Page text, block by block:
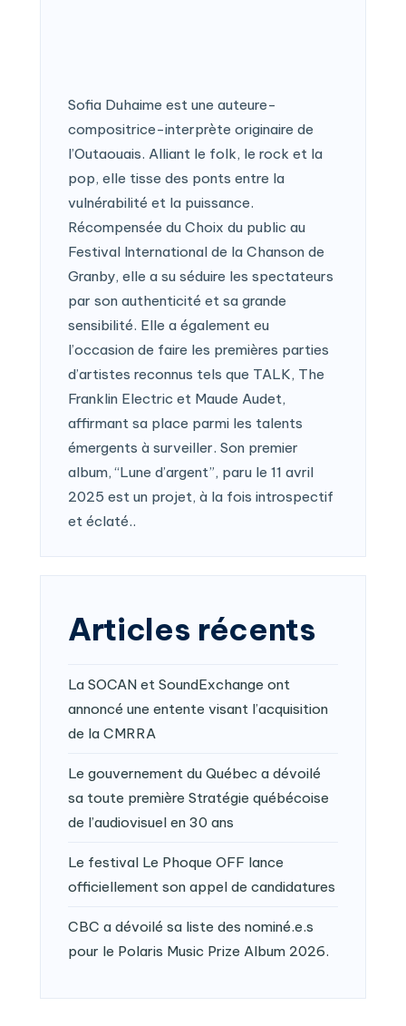
Sofia Duhaime est une auteure-
compositrice-interprète originaire de
l’Outaouais. Alliant le folk, le rock et la
pop, elle tisse des ponts entre la
vulnérabilité et la puissance.
Récompensée du Choix du public au
Festival International de la Chanson de
Granby, elle a su séduire les spectateurs
par son authenticité et sa grande
sensibilité. Elle a également eu
l’occasion de faire les premières parties
d’artistes reconnus tels que TALK, The
Franklin Electric et Maude Audet,
affirmant sa place parmi les talents
émergents à surveiller. Son premier
album, “Lune d’argent”, paru le 11 avril
2025 est un projet, à la fois introspectif
et éclaté..
Articles récents
La SOCAN et SoundExchange ont
annoncé une entente visant l’acquisition
de la CMRRA
Le gouvernement du Québec a dévoilé
sa toute première Stratégie québécoise
de l’audiovisuel en 30 ans
Le festival Le Phoque OFF lance
officiellement son appel de candidatures
CBC a dévoilé sa liste des nominé.e.s
pour le Polaris Music Prize Album 2026.